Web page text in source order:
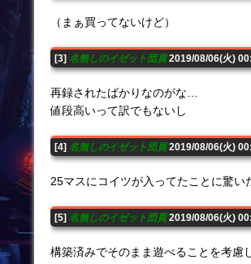
（まぁ買ってないけど）
[3] 名無しのイゼット団員2019/08/06(火)
再録されたばかりなのがな…
値段高いって訳でもないし
[4] 名無しのイゼット団員2019/08/06(火)
25マスにコイツが入ってたことに驚い
[5] 名無しのイゼット団員2019/08/06(火)
構築済みでそのまま遊べることを考慮